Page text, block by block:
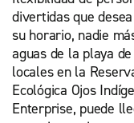
divertidas que
su horario, nadie
aguas de la playa
locales en la
Ecológica Ojos
Enterprise, puede